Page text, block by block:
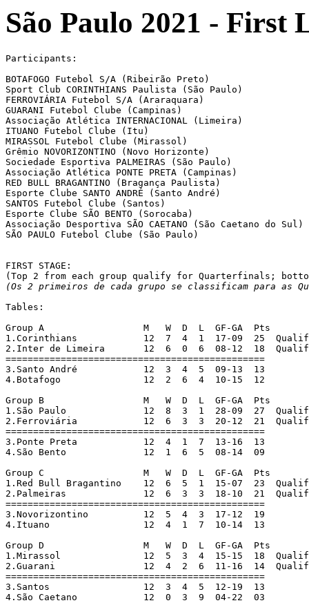
São Paulo 2021 - First
Participants:
BOTAFOGO Futebol S/A (Ribeirão Preto)
Sport Club CORINTHIANS Paulista (São Paulo)
FERROVIÁRIA Futebol S/A (Araraquara)
GUARANI Futebol Clube (Campinas)
Associação Atlética INTERNACIONAL (Limeira)
ITUANO Futebol Clube (Itu)
MIRASSOL Futebol Clube (Mirassol)
Grêmio NOVORIZONTINO (Novo Horizonte)
Sociedade Esportiva PALMEIRAS (São Paulo)
Associação Atlética PONTE PRETA (Campinas)
RED BULL BRAGANTINO (Bragança Paulista)
Esporte Clube SANTO ANDRÉ (Santo André)
SANTOS Futebol Clube (Santos)
Esporte Clube SÃO BENTO (Sorocaba)
Associação Desportiva SÃO CAETANO (São Caetano do Sul)
SÃO PAULO Futebol Clube (São Paulo)
FIRST STAGE:
(Top 2 from each group qualify for Quarterfinals;
(Os 2 primeiros de cada grupo se classificam para
Tables:
Group A		         M   W  D  L  GF-GA  Pts
1.Corinthians		 12  7  4  1  17-09  25  Qualified
2.Inter de Limeira	 12  6  0  6  08-12  18  Qualified
===============================================
3.Santo André		 12  3  4  5  09-13  13
4.Botafogo		 12  2  6  4  10-15  12
Group B			 M   W  D  L  GF-GA  Pts
1.São Paulo		 12  8  3  1  28-09  27  Qualified
2.Ferroviária		 12  6  3  3  20-12  21  Qualified
===============================================
3.Ponte Preta  		 12  4  1  7  13-16  13
4.São Bento		 12  1  6  5  08-14  09
Group C		 	 M   W  D  L  GF-GA  Pts
1.Red Bull Bragantino	 12  6  5  1  15-07  23  Qualified
2.Palmeiras		 12  6  3  3  18-10  21  Qualified
===============================================
3.Novorizontino		 12  5  4  3  17-12  19
4.Ituano		 12  4  1  7  10-14  13
Group D			 M   W  D  L  GF-GA  Pts
1.Mirassol		 12  5  3  4  15-15  18  Qualified
2.Guarani 		 12  4  2  6  11-16  14  Qualified
===============================================
3.Santos		 12  3  4  5  12-19  13
4.São Caetano		 12  0  3  9  04-22  03